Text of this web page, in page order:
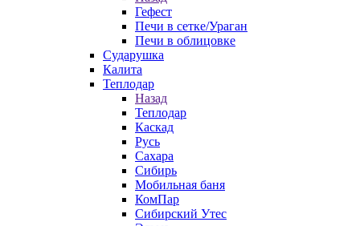
Гефест
Печи в сетке/Ураган
Печи в облицовке
Сударушка
Калита
Теплодар
Назад
Теплодар
Каскад
Русь
Сахара
Сибирь
Мобильная баня
КомПар
Сибирский Утес